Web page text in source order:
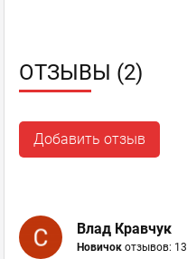
ОТЗЫВЫ (2)
Добавить отзыв
Влад Кравчук
Новичок отзывов: 13